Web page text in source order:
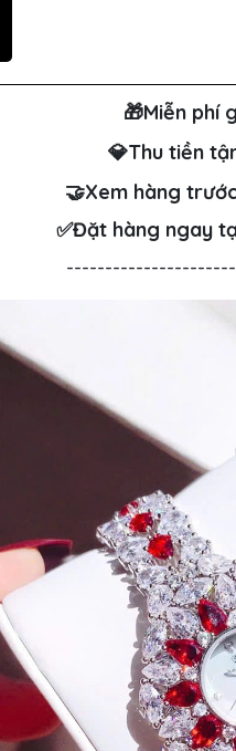
🎁Miễn phí
💎Thu tiền
🤝Xem hàng
✅Đặt hàng ngay